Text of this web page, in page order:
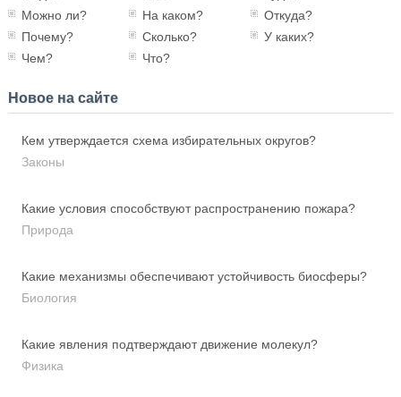
Можно ли?
На каком?
Откуда?
Почему?
Сколько?
У каких?
Чем?
Что?
Новое на сайте
Кем утверждается схема избирательных округов?
Законы
Какие условия способствуют распространению пожара?
Природа
Какие механизмы обеспечивают устойчивость биосферы?
Биология
Какие явления подтверждают движение молекул?
Физика